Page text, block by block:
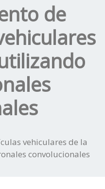
de
vehiculares de la
convolucionales